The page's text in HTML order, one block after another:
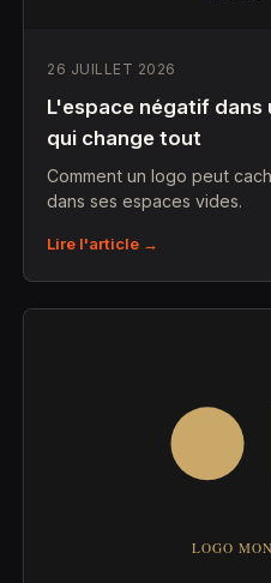
26 JUILLET 2026
L'espace négatif dans
qui change tout
Comment un logo peut
dans ses espaces vides.
Lire l'article →